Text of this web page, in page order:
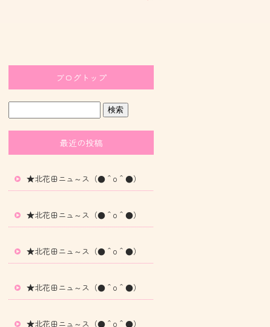
ブログトップ
最近の投稿
★北花田ニュ～ス（●＾o＾●）
★北花田ニュ～ス（●＾o＾●）
★北花田ニュ～ス（●＾o＾●）
★北花田ニュ～ス（●＾o＾●）
★北花田ニュ～ス（●＾o＾●）